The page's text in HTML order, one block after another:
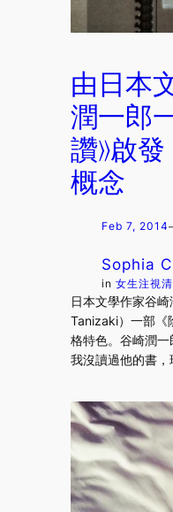
由日本
潤一郎
讚》啟
概念
Feb 7, 2014
Sophia
in女生注視
日本文學作家谷
Tanizaki）一部《
格特色。谷崎潤一
我沒讀過他的書，